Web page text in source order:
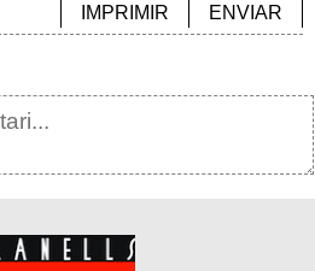
ENVIAR
IMPRIMIR